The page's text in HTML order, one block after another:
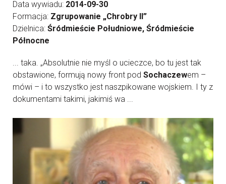
Data wywiadu: 2014-09-30
Formacja: Zgrupowanie „Chrobry II”
Dzielnica: Śródmieście Południowe, Śródmieście
Północne
... taka. „Absolutnie nie myśl o ucieczce, bo tu jest tak
obstawione, formują nowy front pod Sochaczewem –
mówi – i to wszystko jest naszpikowane wojskiem. I ty z
dokumentami takimi, jakimiś wa ...